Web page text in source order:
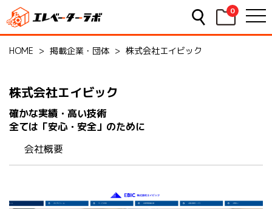
0
HOME > 掲載企業・団体 > 株式会社エイビック
株式会社エイビック
確かな実績・高い技術
全ては「安心・安全」のために
会社概要